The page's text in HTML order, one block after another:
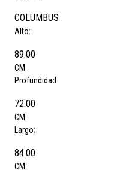
COLUMBUS
Alto:
89.00
CM
Profundidad:
72.00
CM
Largo:
84.00
CM